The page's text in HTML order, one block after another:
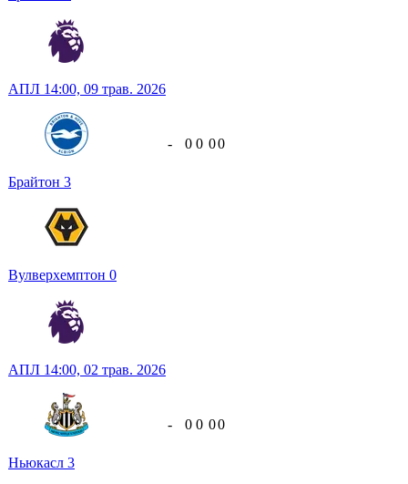
АПЛ 14:00, 09 трав. 2026
Брайтон 3
Вулверхемптон 0
- 0 0 00
АПЛ 14:00, 02 трав. 2026
Ньюкасл 3
- 0 0 00